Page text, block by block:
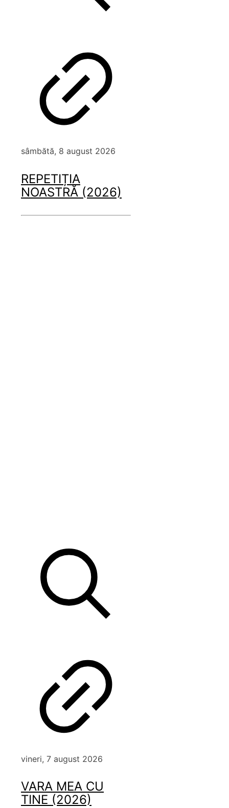
sâmbătă, 8 august 2026
REPETIȚIA
NOASTRĂ (2026)
vineri, 7 august 2026
VARA MEA CU
TINE (2026)